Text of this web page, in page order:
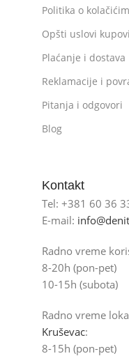
Politika o
Opšti uslovi
Plaćanje i dostava
Reklamacije i
Pitanja i odgovori
Blog
Kontakt
Tel: +381 60 36
E-mail:
Radno vreme
8-20h (pon-pet)
10-15h (subota)
Radno vreme
Kruševac:
8-15h (pon-pet)